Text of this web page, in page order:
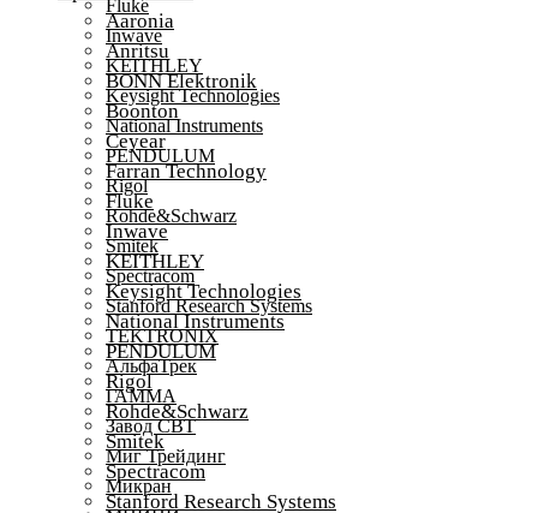
Fluke
Inwave
KEITHLEY
Keysight Technologies
National Instruments
PENDULUM
Rigol
Rohde&Schwarz
Smitek
Spectracom
Stanford Research Systems
TEKTRONIX
АльфаТрек
ГАММА
Завод СВТ
Миг Трейдинг
Микран
Aaronia
Anritsu
BONN Elektronik
Boonton
Ceyear
Farran Technology
Fluke
Inwave
KEITHLEY
Keysight Technologies
National Instruments
PENDULUM
Rigol
Rohde&Schwarz
Smitek
Spectracom
Stanford Research Systems